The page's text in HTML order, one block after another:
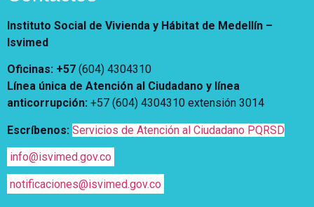
Centro de relevo
Más Información sobre Accesibilidad
Instituto Social de Vivienda y Hábitat de Medellín –
Isvimed
Oficinas: +57 (604) 4304310
Línea única de Atención al Ciudadano y línea
anticorrupción: +57 (604) 4304310 extensión 3014
Escríbenos: Servicios de Atención al Ciudadano PQRSD
info@isvimed.gov.co
notificaciones@isvimed.gov.co